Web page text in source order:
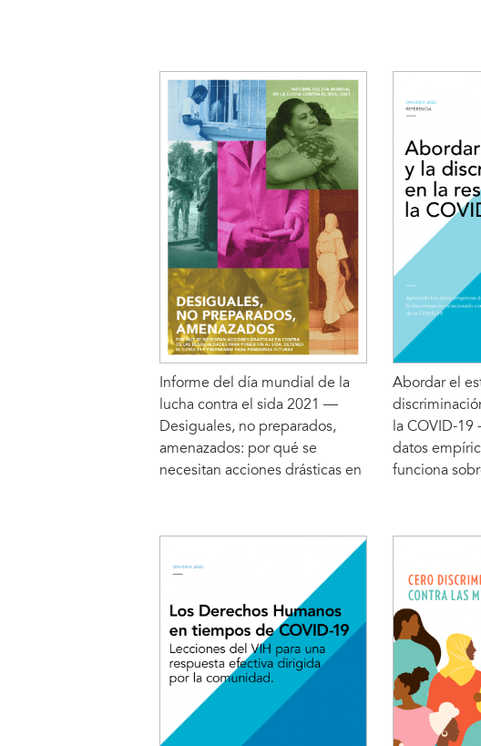
Informe del día mundial de la
lucha contra el sida 2021 —
Desiguales, no preparados,
amenazados: por qué se
necesitan acciones drásticas en
el COVID-19 y prepararse para
Abordar el
la COVID-19
datos
funciona
respuesta de